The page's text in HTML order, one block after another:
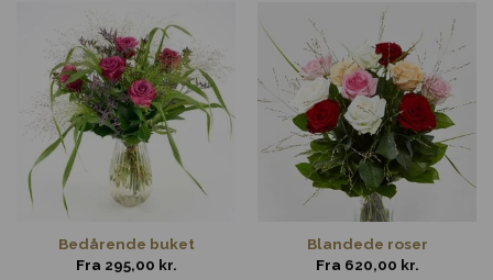
Bedårende buket
Fra 295,00 kr.
Blandede roser
Fra 620,00 kr.